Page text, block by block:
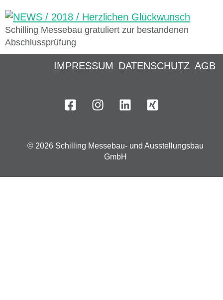
Schilling Messebau gratuliert zur bestandenen
Abschlussprüfung
© 2026 Schilling Messebau- und Ausstellungsbau
GmbH
IMPRESSUM DATENSCHUTZ AGB